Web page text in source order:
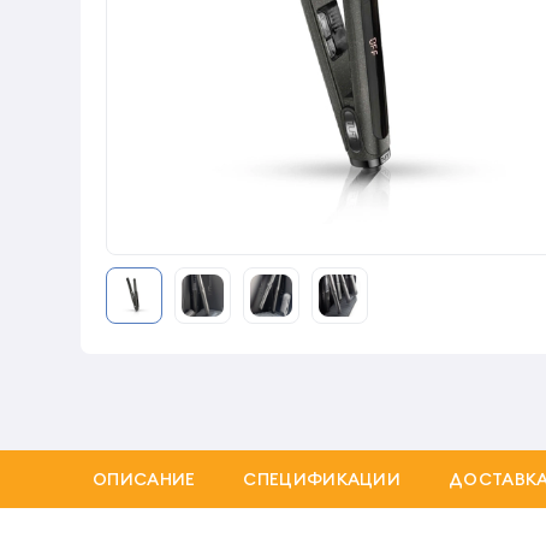
ОПИСАНИЕ СПЕЦИФИКАЦИИ